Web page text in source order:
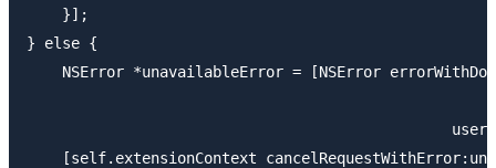
    }];
} else {
NSError *unavailableError = [NSError
[self.extensionContext